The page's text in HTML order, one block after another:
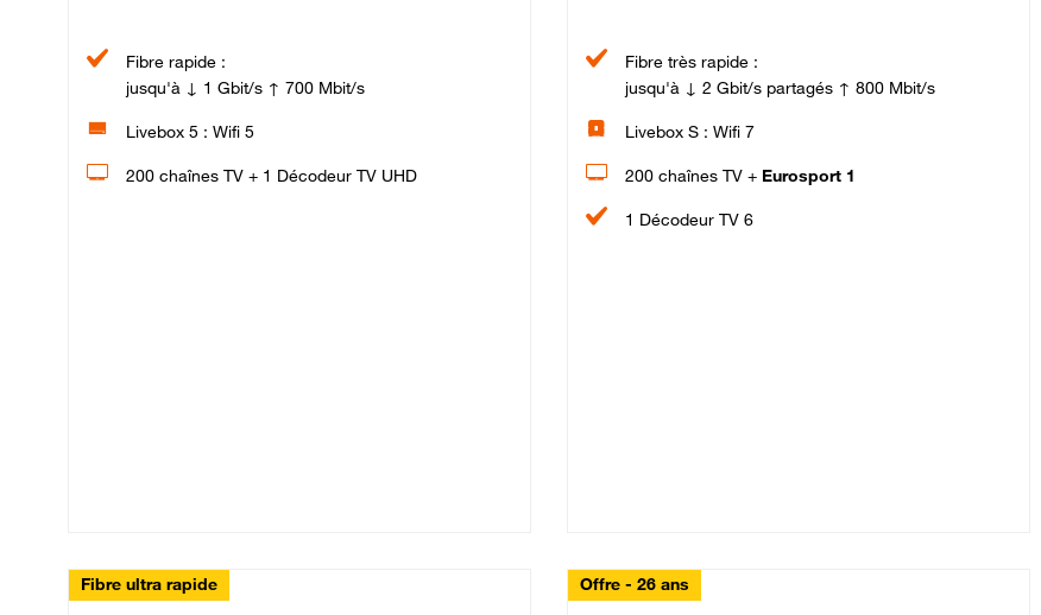
Fibre rapide :
jusqu'à ↓ 1 Gbit/s ↑ 700 Mbit/s
Livebox 5 : Wifi 5
200 chaînes TV + 1 Décodeur TV UHD
Fibre très rapide :
jusqu'à ↓ 2 Gbit/s partagés ↑ 800 Mbit/s
Livebox S : Wifi 7
200 chaînes TV + Eurosport 1
1 Décodeur TV 6
Fibre ultra rapide Offre - 26 ans